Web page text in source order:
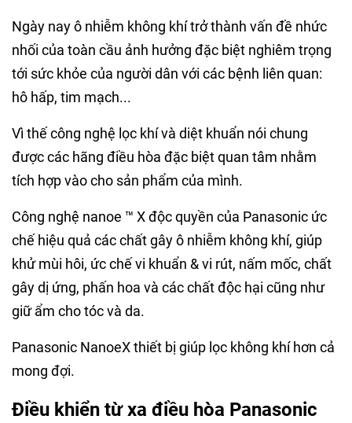
Ngày nay ô nhiễm không khí trở thành vấn đề nhức
nhối của toàn cầu ảnh hưởng đặc biệt nghiêm trọng
tới sức khỏe của người dân với các bệnh liên quan:
hô hấp, tim mạch...
Vì thế công nghệ lọc khí và diệt khuẩn nói chung
được các hãng điều hòa đặc biệt quan tâm nhằm
tích hợp vào cho sản phẩm của mình.
Công nghệ nanoe ™ X độc quyền của Panasonic ức
chế hiệu quả các chất gây ô nhiễm không khí, giúp
khử mùi hôi, ức chế vi khuẩn & vi rút, nấm mốc, chất
gây dị ứng, phấn hoa và các chất độc hại cũng như
giữ ẩm cho tóc và da.
Panasonic NanoeX thiết bị giúp lọc không khí hơn cả
mong đợi.
Điều khiển từ xa điều hòa Panasonic